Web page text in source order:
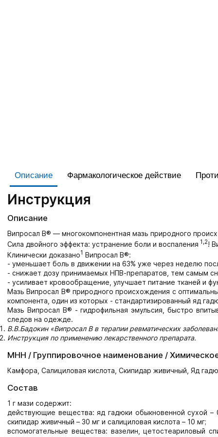
Описание Фармакологическое действие
Инструкция
Описание
Випросал В® — многокомпонентная мазь природного
Сила двойного эффекта: устранение боли и воспаления 1,2!
Клинически доказано1 Випросал В®:
- уменьшает боль в движении на 63% уже через неделю
- снижает дозу принимаемых НПВ-препаратов, тем самым
- усиливает кровообращение, улучшает питание тканей и
Мазь Випросал В® природного происхождения с
компонента, один из которых - стандартизированный яд
Мазь Випросал В® - гидрофильная эмульсия, быстро
следов на одежде.
В.В.Бадокин «Випросал В в терапии ревматических
Инструкция по применению лекарственного препарата.
МНН / Группировочное наименование /
Камфора, Салициловая кислота, Скипидар живичный, Яд
Состав
1 г мази содержит:
действующие вещества: яд гадюки обыкновенной сухой
скипидар живичный – 30 мг и салициловая кислота – 10 мг;
вспомогательные вещества: вазелин, цетостеариловый